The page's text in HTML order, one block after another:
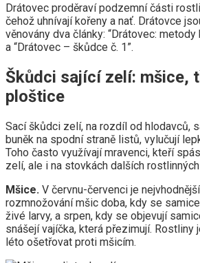
Drátovec proděraví podzemní části
čehož uhnívají kořeny a nať. Drátovce
věnovány dva články: “Drátovec:
a “Drátovec – škůdce č. 1”.
Škůdci sající zelí: mšice,
ploštice
Sací škůdci zelí, na rozdíl od hlodavců,
buněk na spodní straně listů, vylučují
Toho často využívají mravenci, kteří
zelí, ale i na stovkách dalších rostlinných
Mšice. V červnu-červenci je
rozmnožování mšic doba, kdy se
živé larvy, a srpen, kdy se objevují
snášejí vajíčka, která přezimují. Rostliny
léto ošetřovat proti mšicím.